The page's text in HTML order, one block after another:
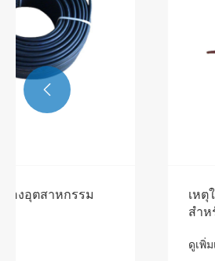
เหตุใดสายเคเบิล PV คุณภาพ
สำหรับระบบพลังงานแสงอา
